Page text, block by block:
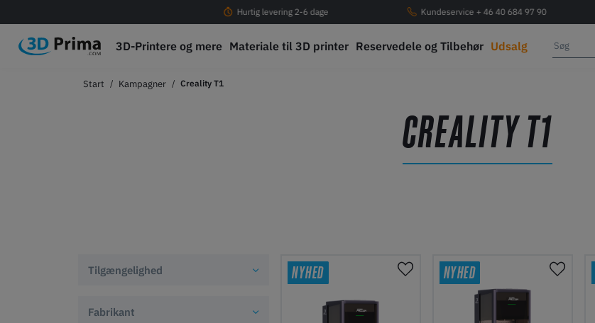
Hurtig levering 2-6 dage Kundeservice + 46 40 684 97 90
3D-Printere og mere Materiale til 3D printer Reservedele og Tilbehør Udsalg
Kampagner Creality T1
CREALITY T1
Tilgængelighed
Fabrikant
NYHED NYHED